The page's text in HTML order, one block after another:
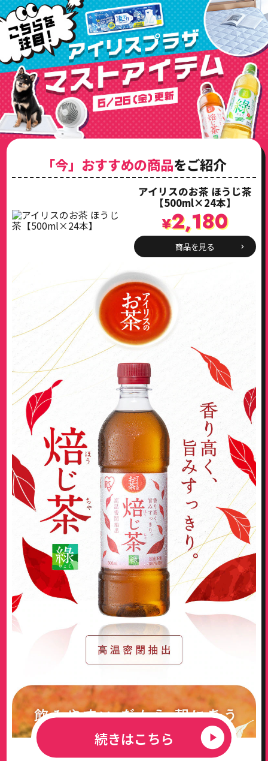
「今」おすすめの商品をご紹介
アイリスのお茶 ほうじ茶
【500ml×24本】
¥2,180
商品を見る
続きはこちら